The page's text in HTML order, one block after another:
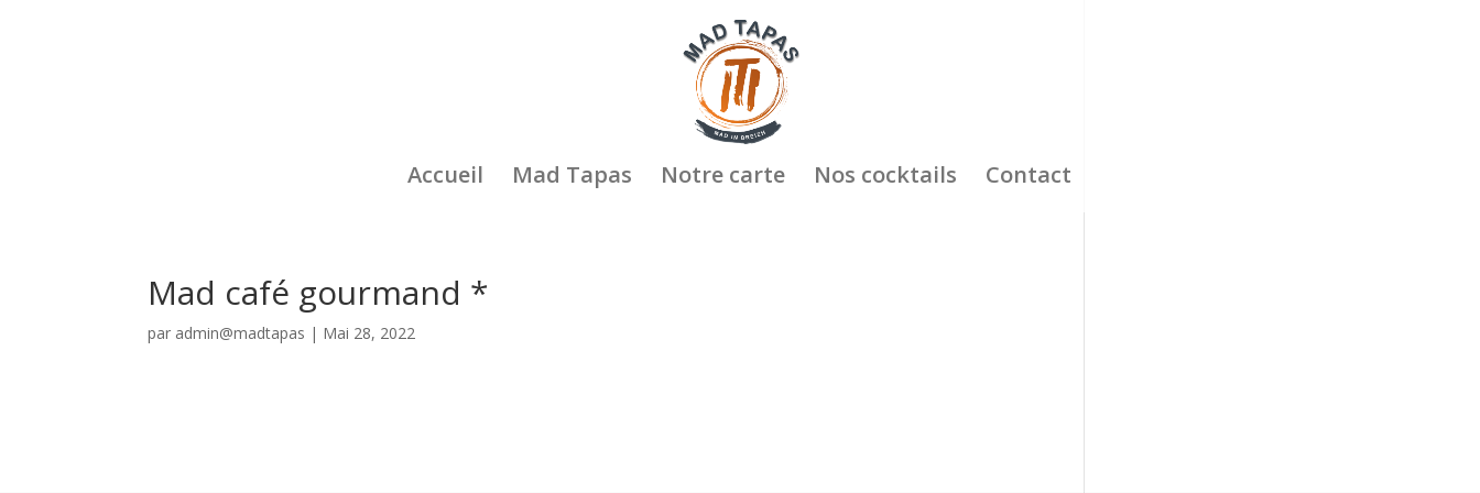
Accueil Mad Tapas Notre carte Nos cocktails Contact
Mad café gourmand *
par admin@madtapas | Mai 28, 2022